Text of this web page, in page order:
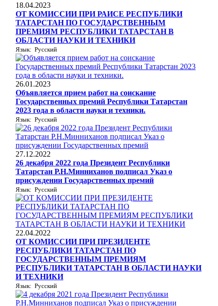
18.04.2023
ОТ КОМИССИИ ПРИ РАИСЕ РЕСПУБЛИКИ
ТАТАРСТАН ПО ГОСУДАРСТВЕННЫМ
ПРЕМИЯМ РЕСПУБЛИКИ ТАТАРСТАН В
ОБЛАСТИ НАУКИ И ТЕХНИКИ
Язык: Русский
26.01.2023
Объявляется прием работ на соискание
Государственных премий Республики Татарстан
2023 года в области науки и техники.
Язык: Русский
27.12.2022
26 декабря 2022 года Президент Республики
Татарстан Р.Н.Минниханов подписал Указ о
присуждении Государственных премий
Язык: Русский
22.04.2022
ОТ КОМИССИИ ПРИ ПРЕЗИДЕНТЕ
РЕСПУБЛИКИ ТАТАРСТАН ПО
ГОСУДАРСТВЕННЫМ ПРЕМИЯМ
РЕСПУБЛИКИ ТАТАРСТАН В ОБЛАСТИ НАУКИ
И ТЕХНИКИ
Язык: Русский